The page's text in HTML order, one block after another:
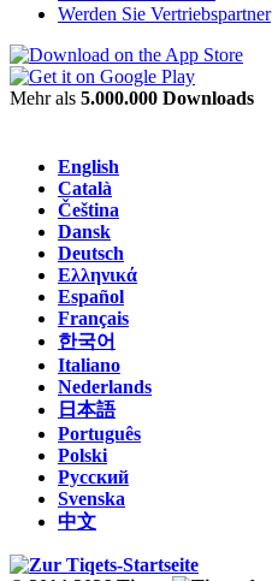
Werden Sie Vertriebspartner
Mehr als 5.000.000 Downloads
English
Català
Čeština
Dansk
Deutsch
Ελληνικά
Español
Français
한국어
Italiano
Nederlands
日本語
Português
Polski
Русский
Svenska
中文